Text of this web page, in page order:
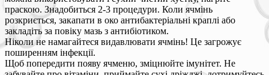
праскою. Знадобиться 2-3 процедури. Коли ячмінь
розкриється, закапати в око антибактеріальні краплі або
закладіть за повіку мазь з антибіотиком.
Ніколи не намагайтеся видавлювати ячмінь! Це загрожує
поширенням інфекції.
Щоб попередити появу ячменю, зміцнюйте імунітет. Не